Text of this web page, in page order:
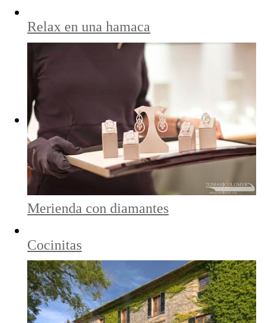
Relax en una hamaca
Merienda con diamantes
Cocinitas